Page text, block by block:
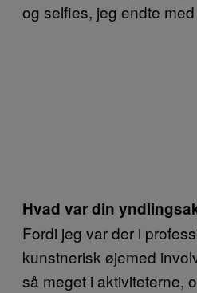
og selfies, jeg endte
Hvad var din
Fordi jeg var der i
kunstnerisk øjemed
så meget i aktiviteterne,